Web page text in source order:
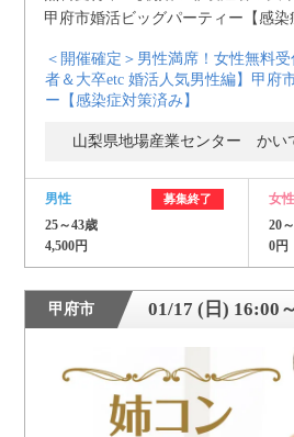
＜開催確定＞男性満席！女性無料
者＆大卒etc 婚活人気男性編】甲府
ー【感染症対策済み】
男性 募集終了
25～43歳
4,500円
女性
20
0円
甲府市 01/17 (日) 16:00～